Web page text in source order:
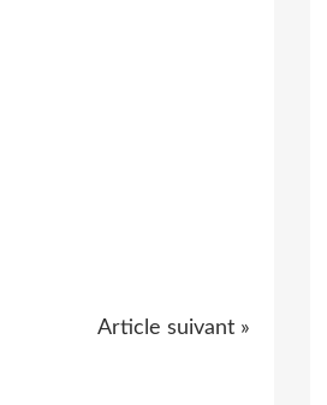
Article suivant »